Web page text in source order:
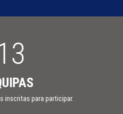
inscritas para participar.